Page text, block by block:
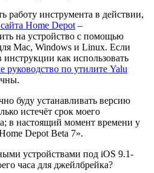
работу инструмента в действии,
Home Depot –
на устройство с помощью
Mac, Windows и Linux. Если
как использовать
руководство по утилите Yalu
буду устанавливать версию
истечёт срок моего
в настоящий момент времени у
Depot Beta 7».
устройствами под iOS 9.1-
часа для джейлбрейка?